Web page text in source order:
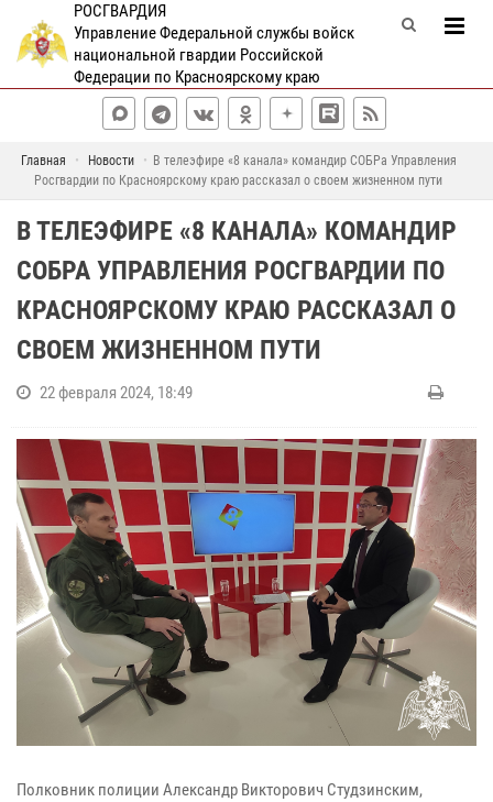
РОСГВАРДИЯ
Управление Федеральной службы войск
национальной гвардии Российской
Федерации по Красноярскому краю
Главная Новости
В телеэфире «8 канала» командир СОБРа Управления
Росгвардии по Красноярскому краю рассказал о своем жизненном пути
В ТЕЛЕЭФИРЕ «8 КАНАЛА» КОМАНДИР
СОБРА УПРАВЛЕНИЯ РОСГВАРДИИ ПО
КРАСНОЯРСКОМУ КРАЮ РАССКАЗАЛ О
СВОЕМ ЖИЗНЕННОМ ПУТИ
22 февраля 2024, 18:49
Полковник полиции Александр Викторович Студзинским,